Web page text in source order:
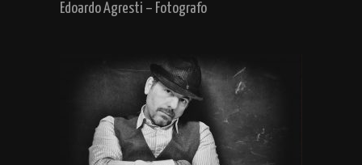
Edoardo Agresti – Fotografo